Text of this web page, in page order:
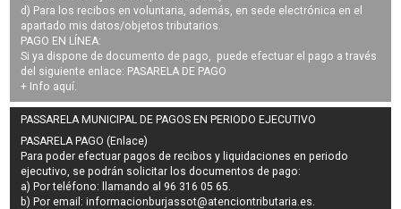
d) Para los recibos en voluntaria, además, en sede electrónica en el
apartado mis datos/objetos tributarios.
PAGO EN LÍNEA:
Si ya dispone de documento de pago, puede efectuar el pago a través
del siguiente enlace: PASARELA DE PAGO
+ Info aquí.
PASSARELA MUNICIPAL DE PAGOS EN PERIODO EJECUTIVO
PASARELA PAGO (Enlace)
Para poder efectuar pagos derecibos y liquidaciones en periodo
ejecutivo , se podrán solicitar los documentos de pago:
a) Por teléfono: llamando al 96 316 05 65.
b) Por email:informacionburjassot@atenciontributaria.es